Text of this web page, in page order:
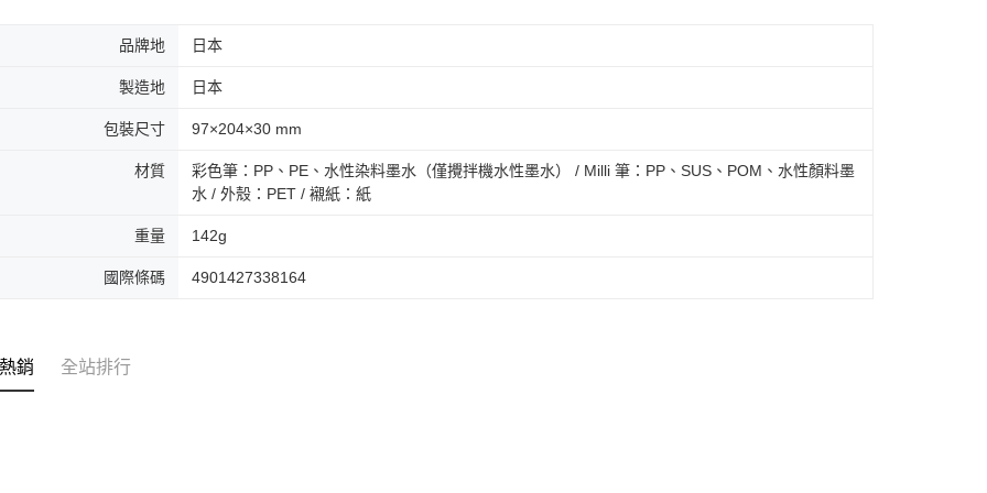
品牌地 日本
製造地 日本
包裝尺寸 97×204×30 mm
材質
彩色筆：PP、PE、水性染料墨水（僅攪拌機水性墨水） / Milli 筆：PP、SUS、POM、水性顏料墨
水 / 外殼：PET / 襯紙：紙
重量 142g
國際條碼 4901427338164
銷 全站排行